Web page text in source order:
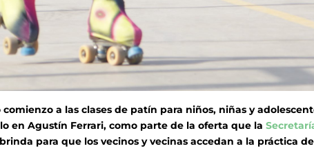
a las clases de patín para niños, niñas y
en Agustín Ferrari, como parte de la oferta que la
brinda para que los vecinos y vecinas accedan a la práctica